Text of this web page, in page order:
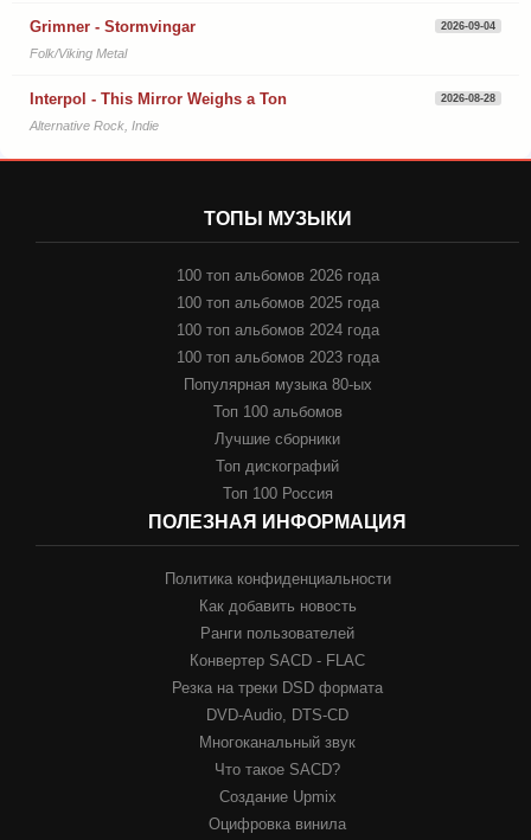
Grimner - Stormvingar 2026-09-04
Folk/Viking Metal
Interpol - This Mirror Weighs a Ton 2026-08-28
Alternative Rock, Indie
ТОПЫ МУЗЫКИ
100 топ альбомов 2026 года
100 топ альбомов 2025 года
100 топ альбомов 2024 года
100 топ альбомов 2023 года
Популярная музыка 80-ых
Топ 100 альбомов
Лучшие сборники
Топ дискографий
Топ 100 Россия
ПОЛЕЗНАЯ ИНФОРМАЦИЯ
Политика конфиденциальности
Как добавить новость
Ранги пользователей
Конвертер SACD - FLAC
Резка на треки DSD формата
DVD-Audio, DTS-CD
Многоканальный звук
Что такое SACD?
Создание Upmix
Оцифровка винила